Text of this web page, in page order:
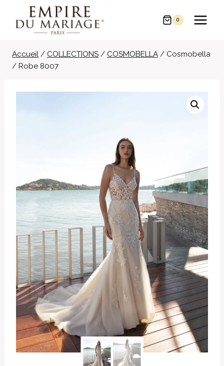
contenu
0
Accueil / COLLECTIONS / COSMOBELLA / Cosmobella
/ Robe 8007